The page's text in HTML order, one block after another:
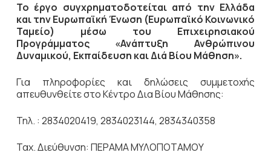
Το έργο συγχρηματοδοτείται από την Ελλάδα
και την Ευρωπαϊκή Ένωση (Ευρωπαϊκό Κοινωνικό
Ταμείο) μέσω του Επιχειρησιακού
Προγράμματος «Ανάπτυξη Ανθρώπινου
Δυναμικού, Εκπαίδευση και Διά Βίου Μάθηση».
Για πληροφορίες και δηλώσεις συμμετοχής
απευθυνθείτε στο Κέντρο Δια Βίου Μάθησης:
Τηλ. : 2834020419, 2834023144, 2834340358
Ταχ. Διεύθυνση: ΠΕΡΑΜΑ ΜΥΛΟΠΟΤΑΜΟΥ